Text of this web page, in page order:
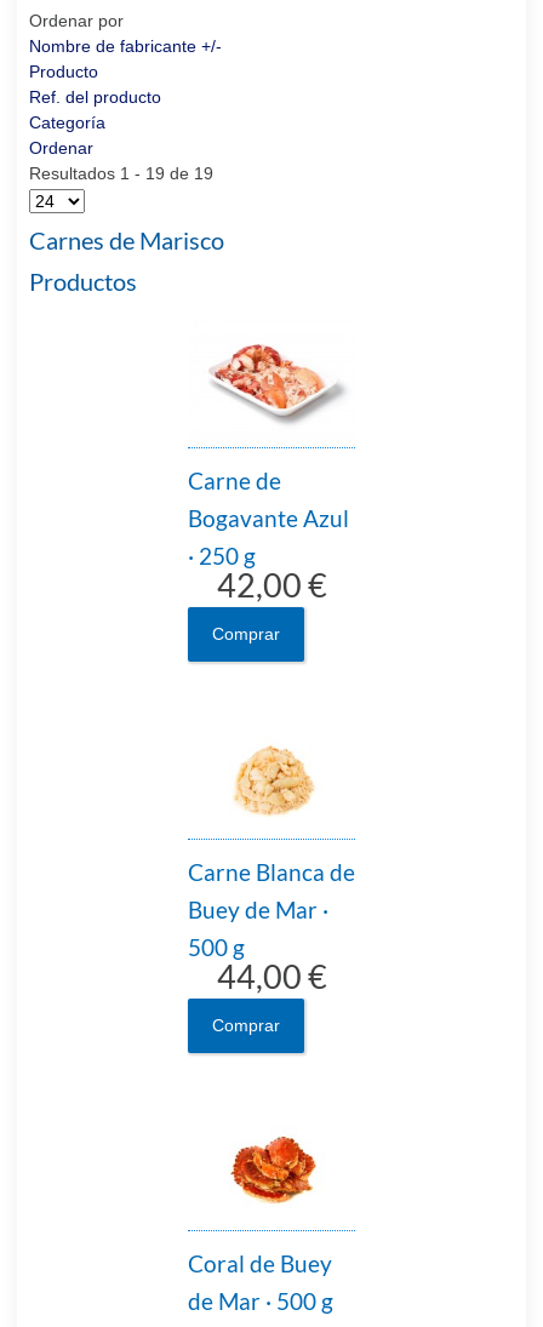
Ordenar por
Nombre de fabricante +/-
Producto
Ref. del producto
Categoría
Ordenar
Resultados 1 - 19 de 19
Carnes de Marisco
Productos
Carne de
Bogavante Azul
· 250 g
42,00 €
Comprar
Carne Blanca de
Buey de Mar ·
500 g
44,00 €
Comprar
Coral de Buey
de Mar · 500 g